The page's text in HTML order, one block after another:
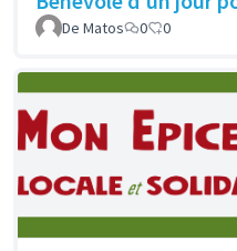
De Matos 0 0